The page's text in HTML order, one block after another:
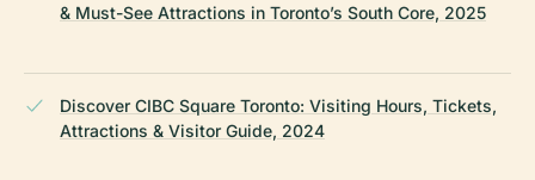
& Must-See Attractions in Toronto’s South Core, 2025
Discover CIBC Square Toronto: Visiting Hours, Tickets,
Attractions & Visitor Guide, 2024